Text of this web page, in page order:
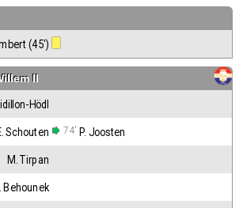
(45')
II
Hödl
Schouten 74' P. Joosten
M. Tirpan
Behounek